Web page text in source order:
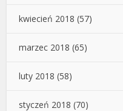
kwiecień 2018 (57)
marzec 2018 (65)
luty 2018 (58)
styczeń 2018 (70)